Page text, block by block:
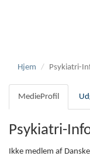
Hjem Psykiatri-
MedieProfil
Psykiatri-
Ikke medlem af